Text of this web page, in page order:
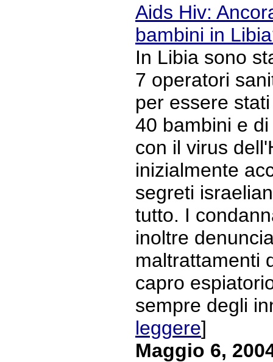
Aids Hiv:
bambini in
In Libia sono
7 operatori
per essere
40 bambini e
con il virus
inizialmente
segreti
tutto. I
inoltre
maltrattamenti
capro
sempre degli
leggere]
Maggio 6,